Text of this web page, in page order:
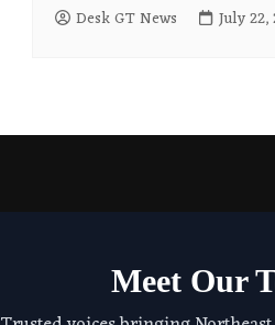
Desk GT News July 22,
Meet Our